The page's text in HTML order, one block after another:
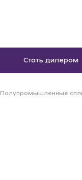
Стать дилером
Полупромышленные